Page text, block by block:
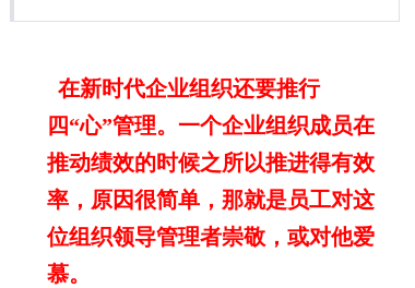
在新时代企业组织还要推行
四“心”管理。一个企业组织成员在
推动绩效的时候之所以推进得有效
率，原因很简单，那就是员工对这
位组织领导管理者崇敬，或对他爱
慕。